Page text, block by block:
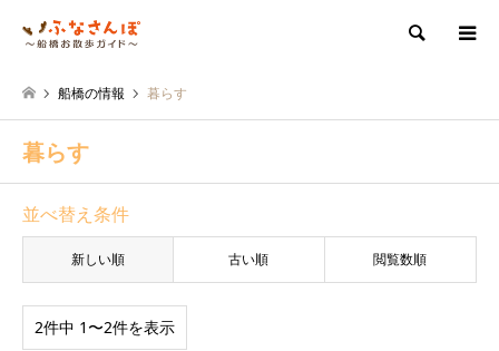
検索
船橋の情報 暮らす
暮らす
並べ替え条件
新しい順 古い順 閲覧数順
2件中 1〜2件を表示